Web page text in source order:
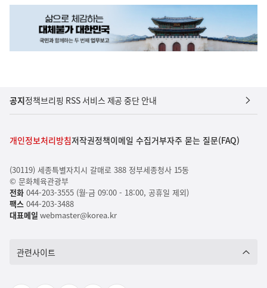
공지정책브리핑 RSS 서비스 제공 중단 안내
개인정보처리방침저작권정책이메일 수집거부자주 묻는 질문(FAQ)
(30119) 세종특별자치시 갈매로 388 정부세종청사 15동
© 문화체육관광부
전화044-203-3555 (월-금 09:00 - 18:00, 공휴일 제외)
팩스044-203-3488
대표메일 webmaster@korea.kr
관련사이트